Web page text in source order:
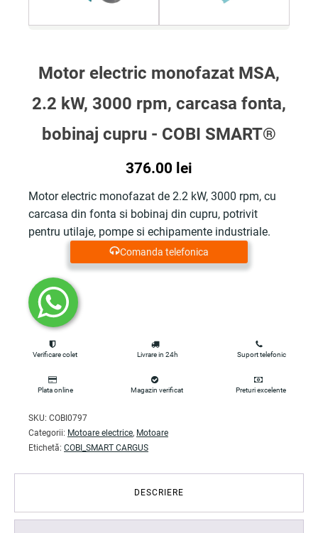
Motor electric monofazat MSA,
2.2 kW, 3000 rpm, carcasa fonta,
bobinaj cupru - COBI SMART®
376.00 lei
Motor electric monofazat de 2.2 kW, 3000 rpm, cu
carcasa din fonta si bobinaj din cupru, potrivit
pentru utilaje, pompe si echipamente industriale.
Comanda telefonica
Verificare colet Livrare in 24h Suport telefonic
Plata online Magazin verificat Preturi excelente
SKU: COBI0797
Categorii: Motoare electrice, Motoare
Etichetă: COBI_SMART CARGUS
DESCRIERE